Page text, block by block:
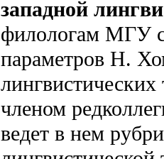
западной
филологам МГУ
параметров Н.
членом
ведет в нем